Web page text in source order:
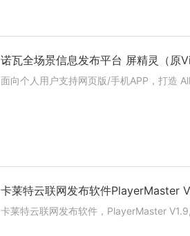
诺瓦全场景信息发布平台 屏精灵（原
面向个人用户支持网页版/手机APP，打造
卡莱特云联网发布软件PlayerMaster
卡莱特云联网发布软件，PlayerMaster